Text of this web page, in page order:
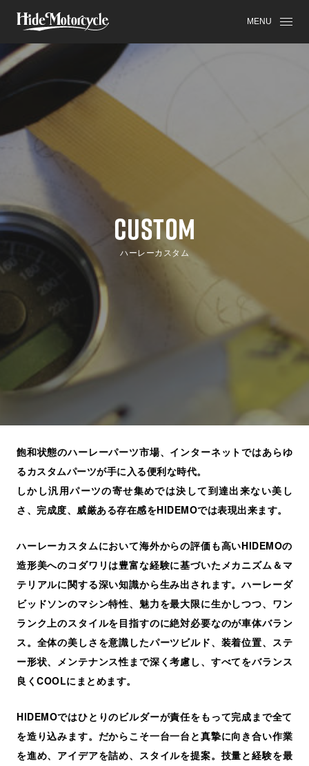
MENU
CUSTOM
ハーレーカスタム
飽和状態のハーレーパーツ市場、インターネットではあらゆ
るカスタムパーツが手に入る便利な時代。
しかし汎用パーツの寄せ集めでは決して到達出来ない美し
さ、完成度、威厳ある存在感をHIDEMOでは表現出来ます。
ハーレーカスタムにおいて海外からの評価も高いHIDEMOの
造形美へのコダワリは豊富な経験に基づいたメカニズム＆マ
テリアルに関する深い知識から生み出されます。ハーレーダ
ビッドソンのマシン特性、魅力を最大限に生かしつつ、ワン
ランク上のスタイルを目指すのに絶対必要なのが車体バラン
ス。全体の美しさを意識したパーツビルド、装着位置、ステ
ー形状、メンテナンス性まで深く考慮し、すべてをバランス
良くCOOLにまとめます。
HIDEMOではひとりのビルダーが責任をもって完成まで全て
を造り込みます。だからこそ一台一台と真摯に向き合い作業
を進め、アイデアを詰め、スタイルを提案。技量と経験を最